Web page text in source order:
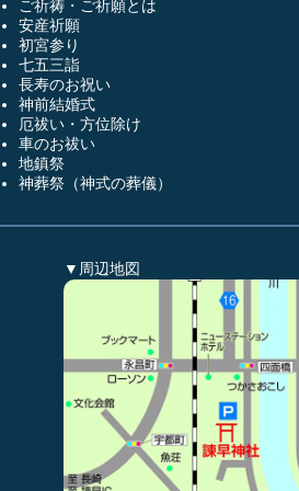
ご祈祷・ご祈願とは
安産祈願
初宮参り
七五三詣
長寿のお祝い
神前結婚式
厄祓い・方位除け
車のお祓い
地鎮祭
神葬祭（神式の葬儀）
▼周辺地図